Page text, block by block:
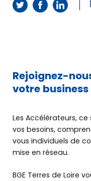
Rejoignez-
votre business
Les Accélérateurs,
vos besoins,
vous individuels de
mise en réseau.
BGE Terres de Loire